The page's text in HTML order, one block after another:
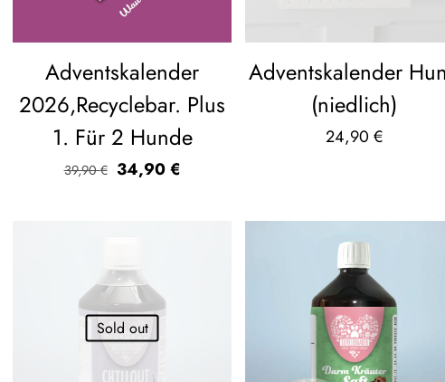
Adventskalender
2026,Recyclebar. Plus
1. Für 2 Hunde
39,90€ Ursprünglicher
34,90€Aktueller
Adventskalender
(niedlich)
24,90€
Sold out